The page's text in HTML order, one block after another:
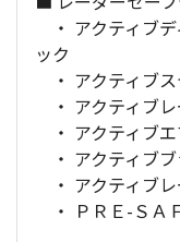
・ アクティブ
ック
・ アクティブ
・ アクティブ
・ アクティブ
・ アクティブ
・ アクティブ
・ ＰＲＥ-ＳＡ